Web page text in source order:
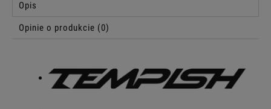
Opis
Opinie o produkcie (0)